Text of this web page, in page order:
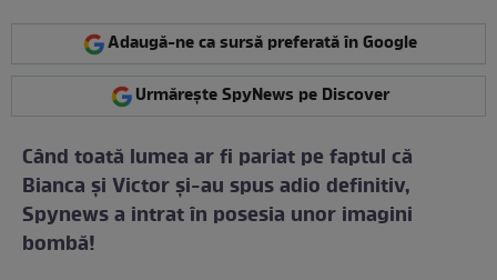
Adaugă-ne ca sursă preferată în Google
Urmărește SpyNews pe Discover
Când toată lumea ar fi pariat pe faptul că
Bianca şi Victor şi-au spus adio definitiv,
Spynews a intrat în posesia unor imagini
bombă!